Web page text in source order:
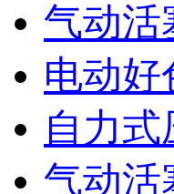
气动活
电动
自力
气动活